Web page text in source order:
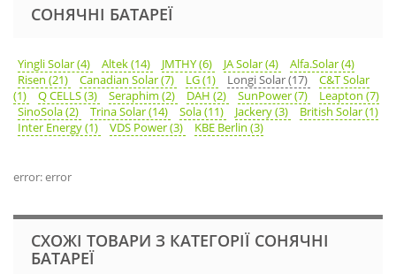
СОНЯЧНІ БАТАРЕЇ
Yingli Solar (4) Altek (14) JMTHY (6) JA Solar (4)
Alfa.Solar (4)
Risen (21)
Canadian Solar (7) LG (1) Longi Solar (17)
C&T Solar
(1)
Q CELLS (3) Seraphim (2) DAH (2) SunPower (7)
Leapton (7)
SinoSola (2)
Trina Solar (14) Sola (11) Jackery (3)
British Solar (1)
Inter Energy (1)
VDS Power (3) KBE Berlin (3)
error: error
СХОЖІ ТОВАРИ З КАТЕГОРІЇ СОНЯЧНІ
БАТАРЕЇ